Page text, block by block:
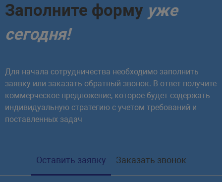
Заполните форму уже
сегодня!
Для начала сотрудничества необходимо заполнить
заявку или заказать обратный звонок. В ответ получите
коммерческое предложение, которое будет содержать
индивидуальную стратегию с учетом требований и
поставленных задач
Оставить заявку Заказать звонок